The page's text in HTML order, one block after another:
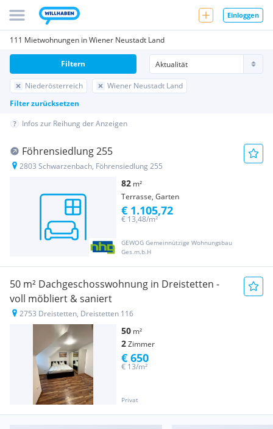
Einloggen
111 Mietwohnungen in Wiener Neustadt Land
Niederösterreich
Wiener Neustadt Land
Filter zurücksetzen
Filtern
Infos zur Reihung der Anzeigen
Föhrensiedlung 255
2803 Schwarzenbach, Föhrensiedlung 255
82 m²
Terrasse, Garten
GEWOG Gemeinnützige Wohnungsbau
Ges.m.b.H
€ 13,48/m²
€ 1.105,72
50 m² Dachgeschosswohnung in Dreistetten -
voll möbliert & saniert
2753 Dreistetten, Dreistetten 116
50 m²
2Zimmer
Privat
€ 13/m²
€ 650